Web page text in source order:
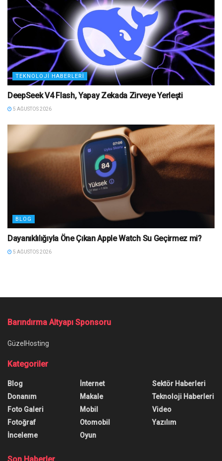
TEKNOLOJI HABERLERI
DeepSeek V4 Flash, Yapay Zekada Zirveye Yerleşti
5 AĞUSTOS 2026
BLOG
Dayanıklılığıyla Öne Çıkan Apple Watch Su Geçirmez mi?
5 AĞUSTOS 2026
Barındırma Altyapı Sponsoru
GüzelHosting
Kategoriler
Blog
Donanım
Foto Galeri
Fotoğraf
İnceleme
İnternet
Makale
Mobil
Otomobil
Oyun
Sektör Haberleri
Teknoloji Haberleri
Video
Yazılım
Son Haberler